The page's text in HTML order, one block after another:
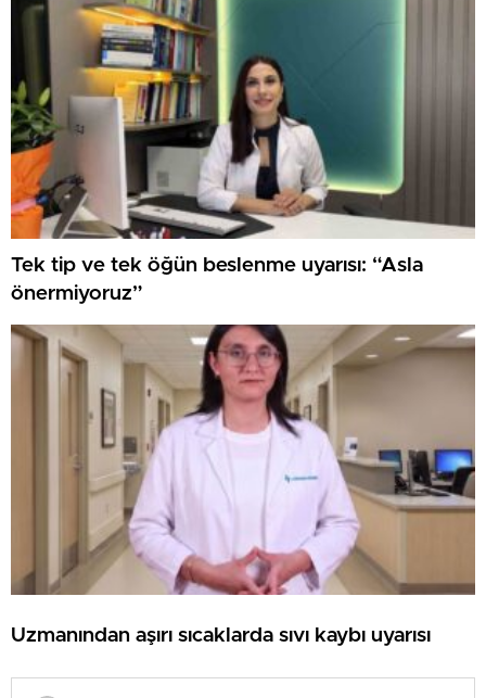
Tek tip ve tek öğün beslenme uyarısı: “Asla
önermiyoruz”
Uzmanından aşırı sıcaklarda sıvı kaybı uyarısı